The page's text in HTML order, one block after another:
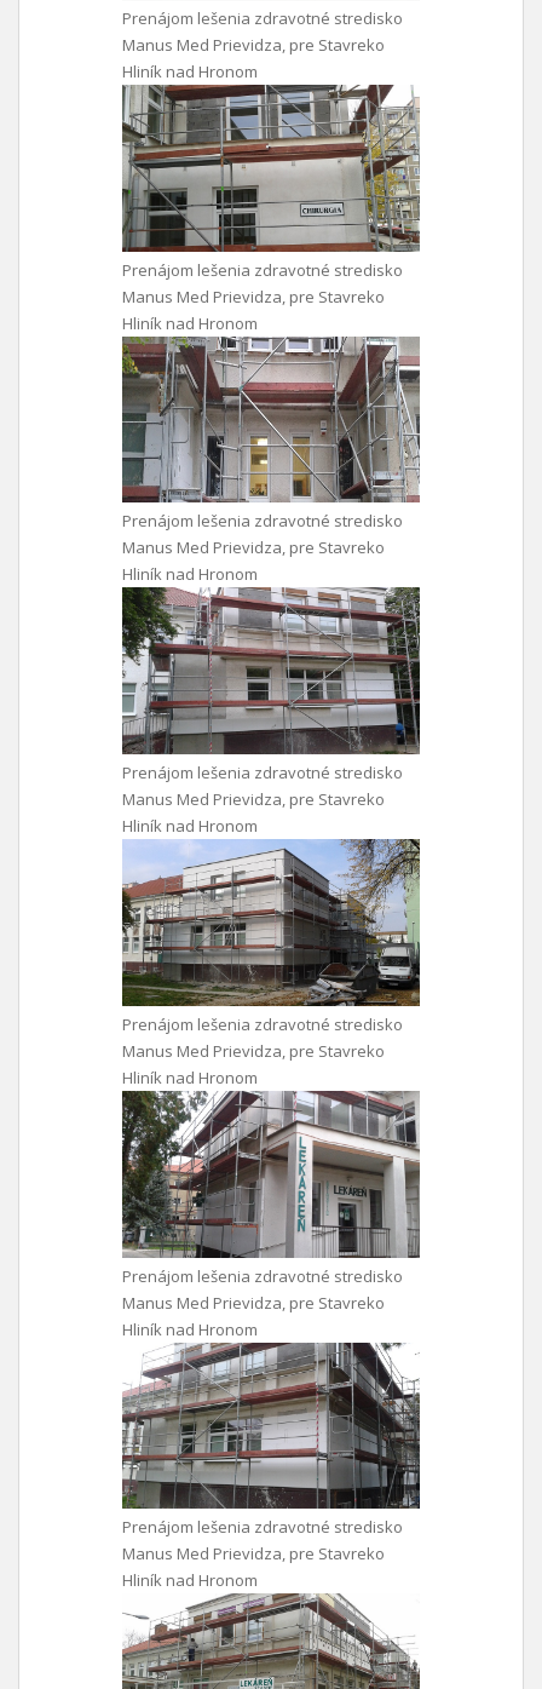
Prenájom lešenia zdravotné stredisko
Manus Med Prievidza, pre Stavreko
Hliník nad Hronom
Prenájom lešenia zdravotné stredisko
Manus Med Prievidza, pre Stavreko
Hliník nad Hronom
Prenájom lešenia zdravotné stredisko
Manus Med Prievidza, pre Stavreko
Hliník nad Hronom
Prenájom lešenia zdravotné stredisko
Manus Med Prievidza, pre Stavreko
Hliník nad Hronom
Prenájom lešenia zdravotné stredisko
Manus Med Prievidza, pre Stavreko
Hliník nad Hronom
Prenájom lešenia zdravotné stredisko
Manus Med Prievidza, pre Stavreko
Hliník nad Hronom
Prenájom lešenia zdravotné stredisko
Manus Med Prievidza, pre Stavreko
Hliník nad Hronom